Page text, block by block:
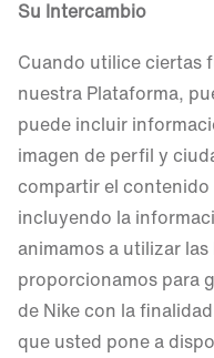
Su Intercambio
Cuando utilice ciertas
nuestra Plataforma,
puede incluir
imagen de perfil y
compartir el
incluyendo la
animamos a utilizar
proporcionamos para
de Nike con la
que usted pone a